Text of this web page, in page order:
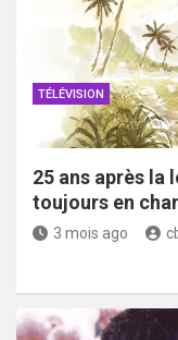
TÉLÉVISION
25 ans après la
toujours en
3 mois ago